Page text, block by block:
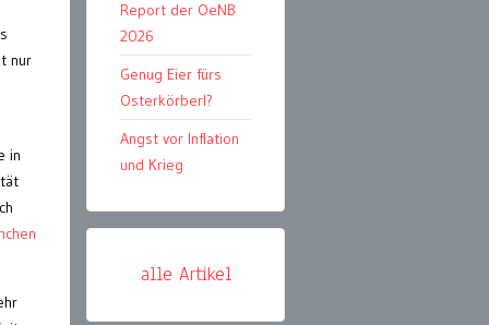
nur
in
Report der OeNB
2026
Genug Eier fürs
Osterkörberl?
Angst vor Inflation
und Krieg
alle Artikel